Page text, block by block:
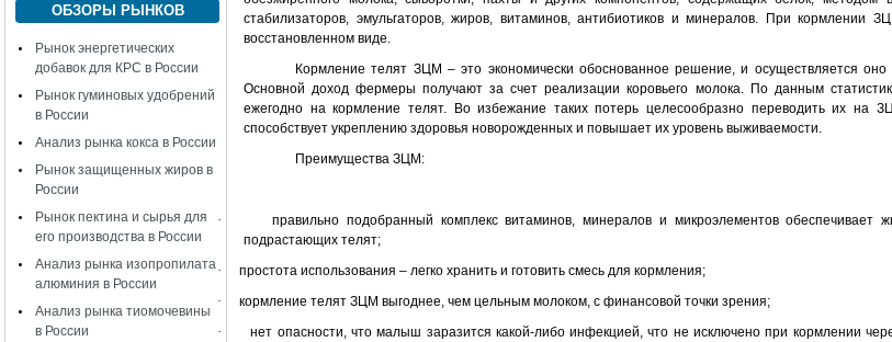
ОБЗОРЫ РЫНКОВ
Рынок энергетических
добавок для КРС в России
Рынок гуминовых удобрений
в России
Анализ рынка кокса в России
Рынок защищенных жиров в
России
Рынок пектина и сырья для
его производства в России
Анализ рынка изопропилата
алюминия в России
Анализ рынка тиомочевины
в России
стабилизаторов, эмульгаторов, жиров, витаминов, антибиотиков и минералов. При кормлении
восстановленном виде.
Кормление телят ЗЦМ – это экономически обоснованное решение, и осуществляется
Основной доход фермеры получают за счет реализации коровьего молока. По данным
ежегодно на кормление телят. Во избежание таких потерь целесообразно переводить их на
способствует укреплению здоровья новорожденных и повышает их уровень выживаемости.
Преимущества ЗЦМ:
·
правильно подобранный комплекс витаминов, минералов и микроэлементов обеспечивает
подрастающих телят;
·
простота использования – легко хранить и готовить смесь для кормления;
·
кормление телят ЗЦМ выгоднее, чем цельным молоком, с финансовой точки зрения;
·
нет опасности, что малыш заразится какой-либо инфекцией, что не исключено при кормлении